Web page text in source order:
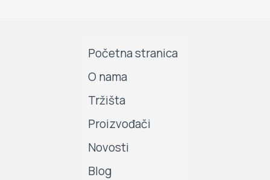
Početna stranica
O nama
Tržišta
Proizvođači
Novosti
Blog